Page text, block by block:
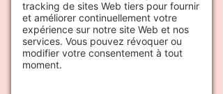
✔️ Surveillance post-injection et
conseils personnalisés
✔️ Service discret et adapté à votre
horaire